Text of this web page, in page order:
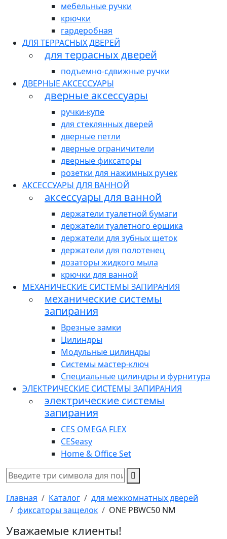
мебельные ручки
крючки
гардеробная
ДЛЯ ТЕРРАСНЫХ ДВЕРЕЙ
для террасных дверей
подъемно-сдвижные ручки
ДВЕРНЫЕ АКСЕССУАРЫ
дверные аксессуары
ручки-купе
для стеклянных дверей
дверные петли
дверные ограничители
дверные фиксаторы
розетки для нажимных ручек
АКСЕССУАРЫ ДЛЯ ВАННОЙ
аксессуары для ванной
держатели туалетной бумаги
держатели туалетного ёршика
держатели для зубных щеток
держатели для полотенец
дозаторы жидкого мыла
крючки для ванной
МЕХАНИЧЕСКИЕ СИСТЕМЫ ЗАПИРАНИЯ
механические системы
запирания
Врезные замки
Цилиндры
Модульные цилиндры
Системы мастер-ключ
Специальные цилиндры и фурнитура
ЭЛЕКТРИЧЕСКИЕ СИСТЕМЫ ЗАПИРАНИЯ
электрические системы
запирания
CES OMEGA FLEX
CESeasy
Home & Office Set
Главная Каталог
для межкомнатных дверей
фиксаторы защелок
ONE PBWC50 NM
Уважаемые клиенты!